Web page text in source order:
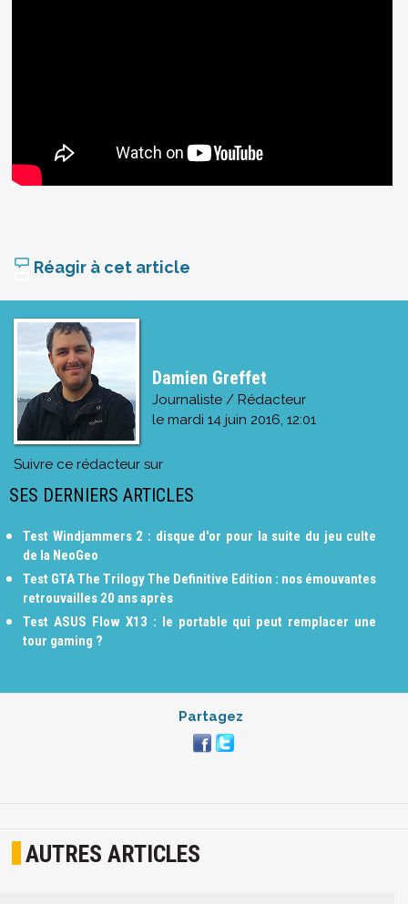
Réagir à cet article
Damien Greffet
Journaliste / Rédacteur
le mardi 14 juin 2016, 12:01
Suivre ce rédacteur sur
SES DERNIERS ARTICLES
Test Windjammers 2 : disque d'or pour la suite du jeu culte
de la NeoGeo
Test GTA The Trilogy The Definitive Edition : nos émouvantes
retrouvailles 20 ans après
Test ASUS Flow X13 : le portable qui peut remplacer une
tour gaming ?
Partagez
AUTRES ARTICLES